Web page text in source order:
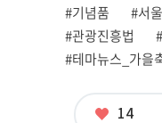
#기념품
#서
#관광진흥법
#테마뉴스_가을
좋
14